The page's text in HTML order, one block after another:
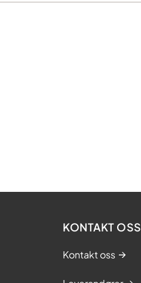
KONTAKT OSS
Kontakt oss